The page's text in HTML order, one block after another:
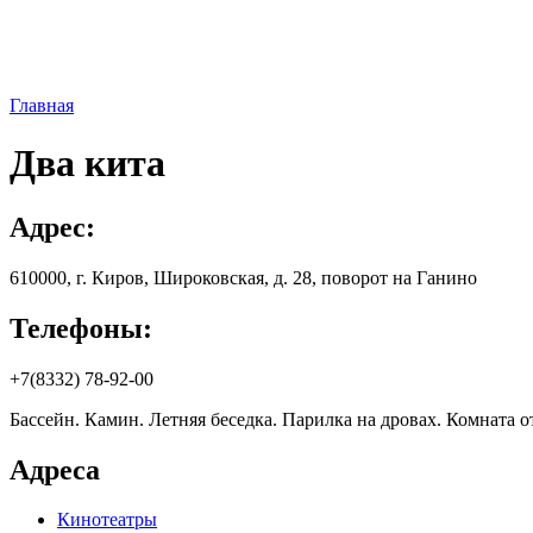
Главная
Два кита
Адрес:
610000, г. Киров, Широковская, д. 28, поворот на Ганино
Телефоны:
+7(8332) 78-92-00
Бассейн. Камин. Летняя беседка. Парилка на дровах. Комната
Адреса
Кинотеатры